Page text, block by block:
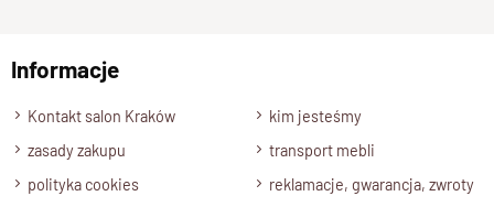
Cztery stabilne nogi
stworzony na lata, który łączy w sobie estetykę z
funkcjonalnością, gwarantując niezawodność nawet przy
Wyślij opinię
Informacje
Kontakt salon Kraków
kim jesteśmy
zasady zakupu
transport mebli
polityka cookies
reklamacje, gwarancja, zwroty